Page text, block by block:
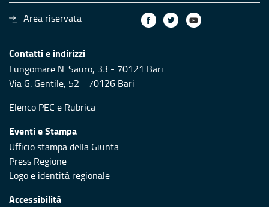
Area riservata
Contatti e indirizzi
Lungomare N. Sauro, 33 - 70121 Bari
Via G. Gentile, 52 - 70126 Bari
Elenco PEC e Rubrica
Eventi e Stampa
Ufficio stampa della Giunta
Press Regione
Logo e identità regionale
Accessibilità